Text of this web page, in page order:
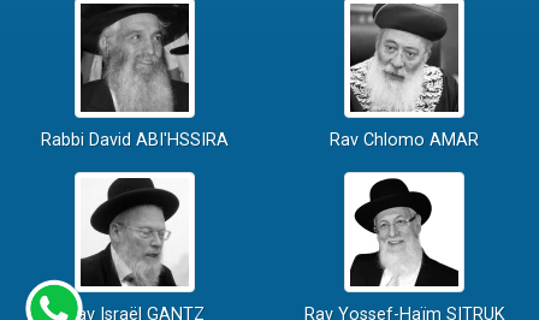
Rabbi David ABI'HSSIRA Rav Chlomo AMAR
Rav Israël GANTZ Rav Yossef-Haïm SITRUK